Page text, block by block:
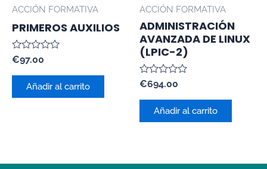
ACCIÓN FORMATIVA
PRIMEROS AUXILIOS
Valorado
con
0
€97.00
Añadir al carrito
ACCIÓN FORMATIVA
ADMINISTRACIÓN
AVANZADA DE LINUX
(LPIC-2)
Valorado
0
€694.00
Añadir al carrito